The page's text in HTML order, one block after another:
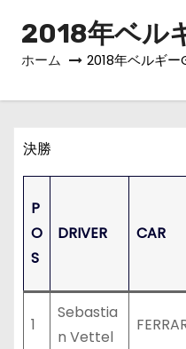
2018年ベル
ホーム 2018年ベルギー
決勝
P
O
S
DRIVER CAR
1
Sebastia
n Vettel